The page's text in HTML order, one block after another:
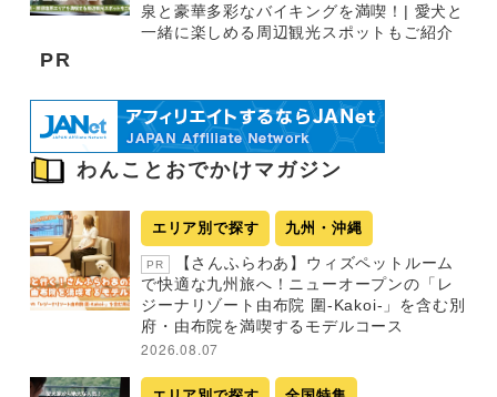
泉と豪華多彩なバイキングを満喫！| 愛犬と
一緒に楽しめる周辺観光スポットもご紹介
PR
わんことおでかけマガジン
エリア別で探す 九州・沖縄
PR
【さんふらわあ】ウィズペットルーム
で快適な九州旅へ！ニューオープンの「レ
ジーナリゾート由布院 圍-Kakoi-」を含む別
府・由布院を満喫するモデルコース
2026.08.07